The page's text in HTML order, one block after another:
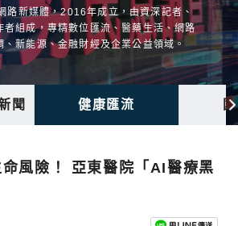
路新媒體，2016年成立，由資深記者、
者組成，專精數位匯流、醫藥生活、網路
、新能源、金融財經及企業公益領域。
聞 健康匯流
風險！ 亞東醫院「AI醫療黑